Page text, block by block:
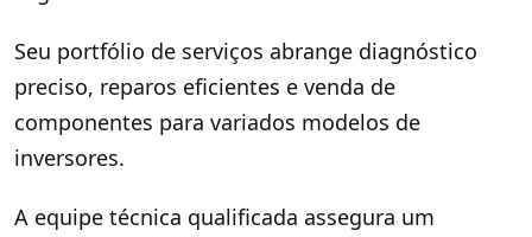
Seu portfólio de serviços abrange diagnóstico
preciso, reparos eficientes e venda de
componentes para variados modelos de
inversores.
A equipe técnica qualificada assegura um